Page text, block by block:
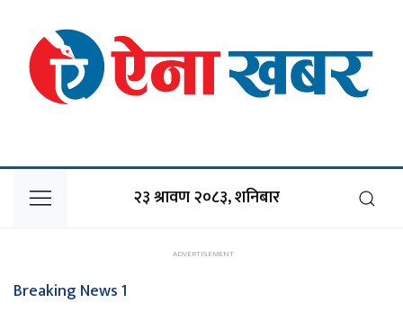
२३ श्रावण २०८३, शनिबार
Breaking News 1